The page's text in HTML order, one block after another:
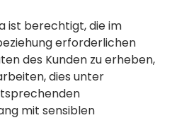
ist berechtigt, die im
erforderlichen
des Kunden zu erheben,
dies unter
mit sensiblen